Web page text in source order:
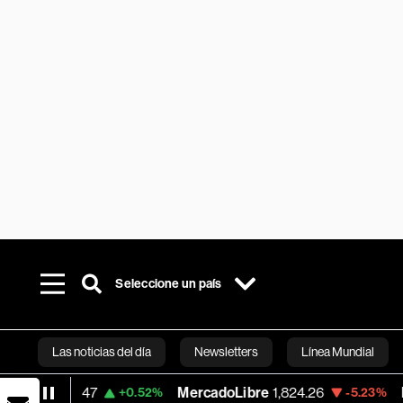
Seleccione un país
Las noticias del día Newsletters Línea Mundial
Bloomberg
MercadoLibre 1,824.26 -5.23% Banco de